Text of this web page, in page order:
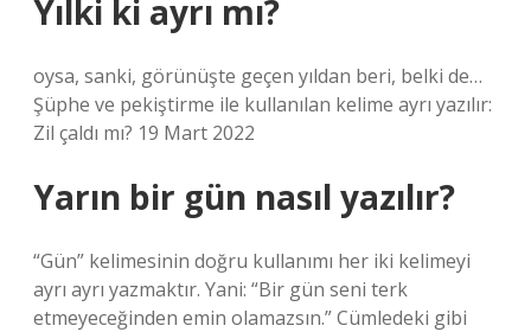
Yılki ki ayrı mı?
oysa, sanki, görünüşte geçen yıldan beri, belki de…
Şüphe ve pekiştirme ile kullanılan kelime ayrı yazılır:
Zil çaldı mı? 19 Mart 2022
Yarın bir gün nasıl yazılır?
“Gün” kelimesinin doğru kullanımı her iki kelimeyi
ayrı ayrı yazmaktır. Yani: “Bir gün seni terk
etmeyeceğinden emin olamazsın.” Cümledeki gibi